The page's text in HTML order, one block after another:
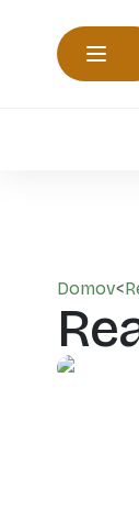
Domov<